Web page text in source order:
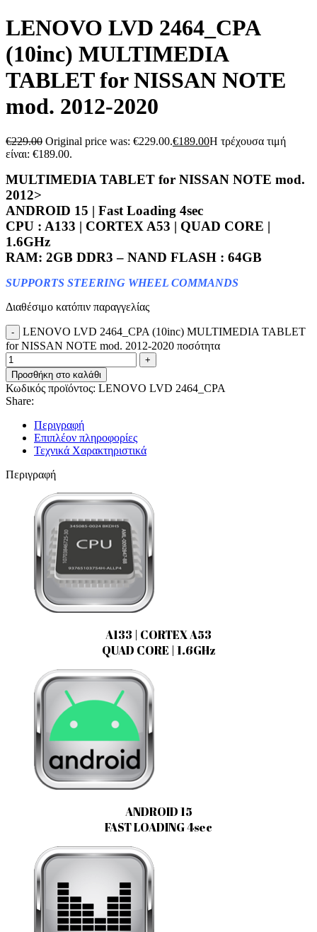
LENOVO LVD 2464_CPA
(10inc) MULTIMEDIA
TABLET for NISSAN NOTE
mod. 2012-2020
€229.00 Original price was: €229.00.€189.00Η τρέχουσα τιμή
είναι: €189.00.
MULTIMEDIA TABLET for NISSAN NOTE mod.
2012>
ANDROID 15 | Fast Loading 4sec
CPU : A133 | CORTEX A53 | QUAD CORE |
1.6GHz
RAM: 2GB DDR3 – NAND FLASH : 64GB
SUPPORTS STEERING WHEEL COMMANDS
Διαθέσιμο κατόπιν παραγγελίας
LENOVO LVD 2464_CPA (10inc) MULTIMEDIA TABLET
for NISSAN NOTE mod. 2012-2020 ποσότητα
Προσθήκη στο καλάθι
Κωδικός προϊόντος: LENOVO LVD 2464_CPA
Share:
Περιγραφή
Επιπλέον πληροφορίες
Τεχνικά Χαρακτηριστικά
Περιγραφή
A133 | CORTEX A53
QUAD CORE | 1.6GHz
ANDROID 15
FAST LOADING 4sec